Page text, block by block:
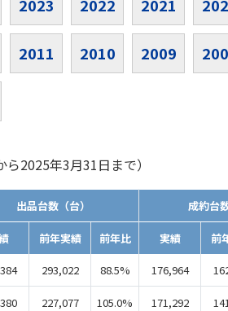
2023 2022 2021
2011 2010 2009
2025年3月31日まで）
出品台数（台） 成約台
前年実績 前年比 実績 前
293,022 88.5% 176,964
227,077 105.0% 171,292